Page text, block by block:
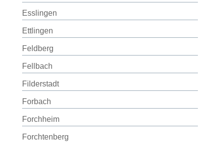
Esslingen
Ettlingen
Feldberg
Fellbach
Filderstadt
Forbach
Forchheim
Forchtenberg